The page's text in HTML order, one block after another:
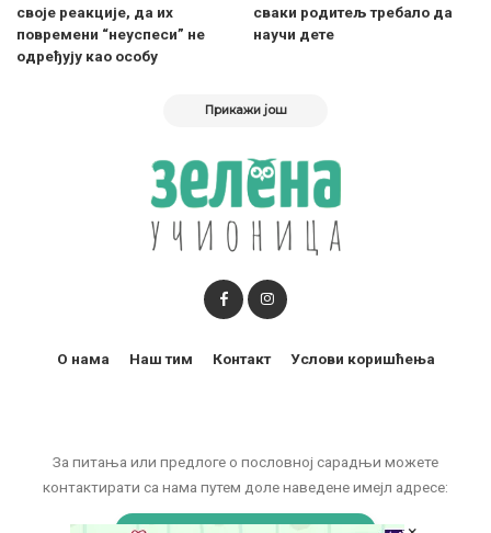
своје реакције, да их
повремени “неуспеси” не
одређују као особу
сваки родитељ требало да
научи дете
Прикажи још
За питања или предлоге о пословној сарадњи можете
контактирати са нама путем доле наведене имејл адресе:
О нама Наш тим Контакт Услови коришћења